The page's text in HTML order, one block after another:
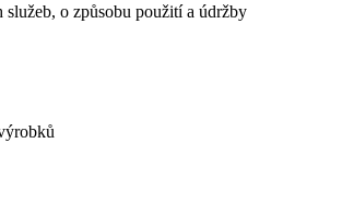
o způsobu použití a údržby